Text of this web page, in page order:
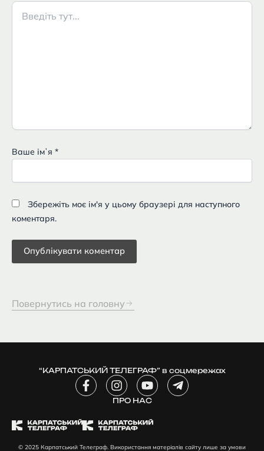
Введіть
тут...
Ваше імʼя *
Збережіть моє ім'я у цьому браузері для наступного
коментаря.
Повернутись на головну
“КАРПАТСЬКИЙ ТЕЛЕГРАФ” в соцмережах
F
a
b
I
n
s
a
Y
o
u
u
T
e
ПРО НАС
© 2025 Карпатський Телеграф. Використання матеріалів сайту лише за умови